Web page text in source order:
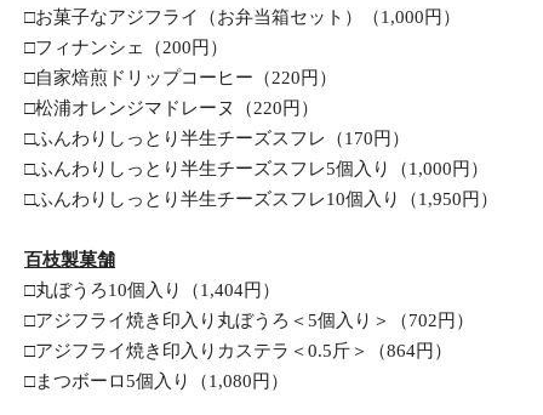
□お菓子なアジフライ（お弁当箱セット）（1,000円）
□フィナンシェ（200円）
□自家焙煎ドリップコーヒー（220円）
□松浦オレンジマドレーヌ（220円）
□ふんわりしっとり半生チーズスフレ（170円）
□ふんわりしっとり半生チーズスフレ5個入り（1,000円）
□ふんわりしっとり半生チーズスフレ10個入り（1,950円）
百枝製菓舗
□丸ぼうろ10個入り（1,404円）
□アジフライ焼き印入り丸ぼうろ＜5個入り＞（702円）
□アジフライ焼き印入りカステラ＜0.5斤＞（864円）
□まつボーロ5個入り（1,080円）